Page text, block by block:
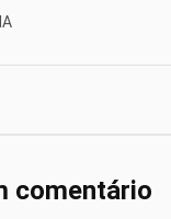
comentário